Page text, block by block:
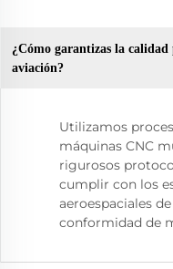
¿Cómo garantizas la calidad
aviación?
Utilizamos
máquinas CNC
rigurosos
cumplir con los
aeroespaciales
conformidad de